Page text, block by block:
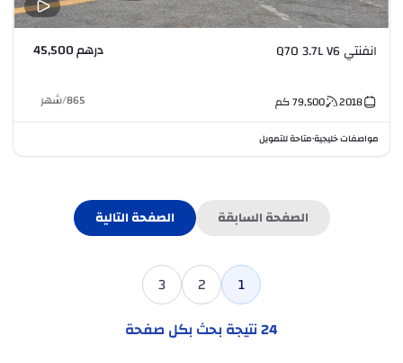
انفنتي Q70 3.7L V6 درهم 45,500
2018
79,500كم 865
/شهر
مواصفات خليجية•متاحة للتمويل
الصفحة السابقة الصفحة التالية
1
2
3
24نتيجة بحث بكل صفحة